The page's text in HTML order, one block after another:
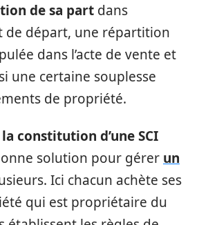
de sa part dans
de départ, une répartition
dans l’acte de vente et
une certaine souplesse
de propriété.
la constitution d’une SCI
solution pour gérer un
Ici chacun achète ses
qui est propriétaire du